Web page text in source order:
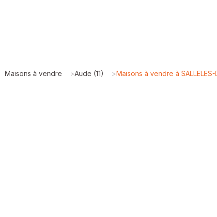
Maisons à vendre >Aude (11) >Maisons à vendre à SALLELES-